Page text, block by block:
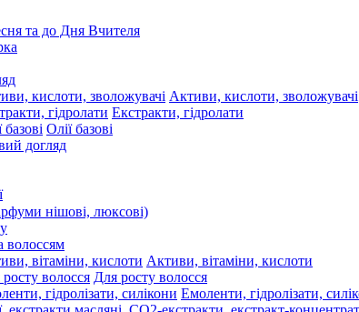
та до Дня Вчителя
Активи, кислоти, зволожувачі
Екстракти, гідролати
Олії базові
нішові, люксові)
волоссям
Активи, вітаміни, кислоти
Для росту волосся
Емоленти, гідролізати,